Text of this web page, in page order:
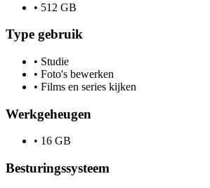
• 512 GB
Type gebruik
• Studie
• Foto's bewerken
• Films en series kijken
Werkgeheugen
• 16 GB
Besturingssysteem